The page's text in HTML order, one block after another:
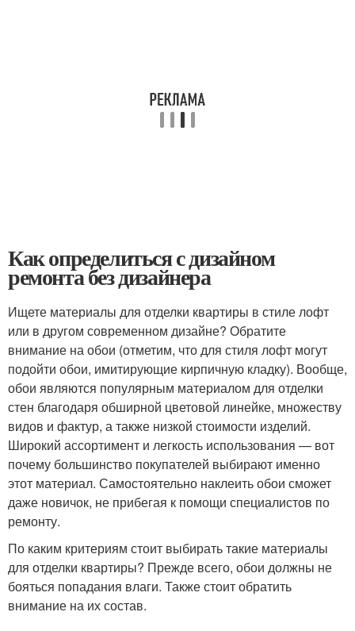
Как определиться с дизайном
ремонта без дизайнера
Ищете материалы для отделки квартиры в стиле лофт
или в другом современном дизайне? Обратите
внимание на обои (отметим, что для стиля лофт могут
подойти обои, имитирующие кирпичную кладку). Вообще,
обои являются популярным материалом для отделки
стен благодаря обширной цветовой линейке, множеству
видов и фактур, а также низкой стоимости изделий.
Широкий ассортимент и легкость использования — вот
почему большинство покупателей выбирают именно
этот материал. Самостоятельно наклеить обои сможет
даже новичок, не прибегая к помощи специалистов по
ремонту.
По каким критериям стоит выбирать такие материалы
для отделки квартиры? Прежде всего, обои должны не
бояться попадания влаги. Также стоит обратить
внимание на их состав.